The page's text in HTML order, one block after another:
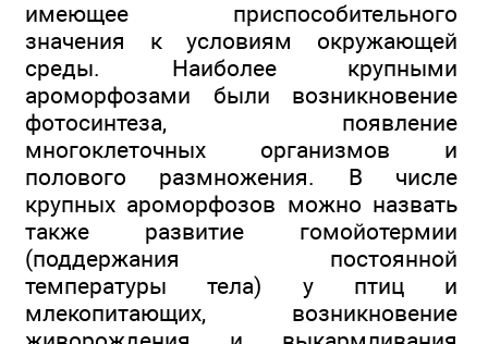
имеющее приспособительного
значения к условиям окружающей
среды. Наиболее крупными
ароморфозами были возникновение
фотосинтеза, появление
многоклеточных организмов и
полового размножения. В числе
крупных ароморфозов можно назвать
также развитие гомойотермии
(поддержания постоянной
температуры тела) у птиц и
млекопитающих, возникновение